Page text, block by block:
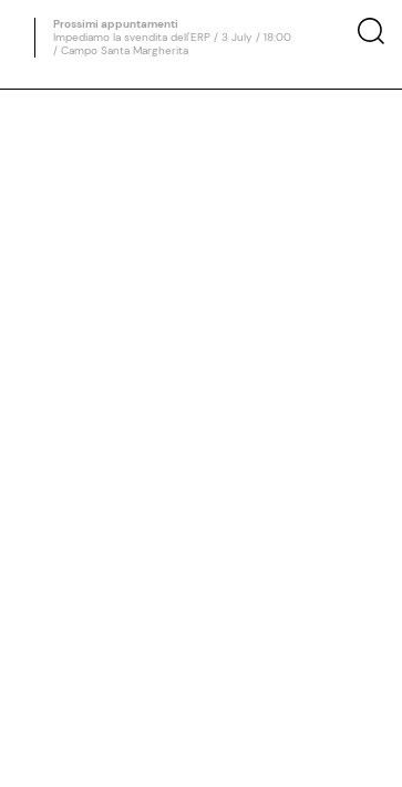
Prossimi appuntamenti
Impediamo la svendita dell'ERP / 3 July / 18:00
/ Campo Santa Margherita